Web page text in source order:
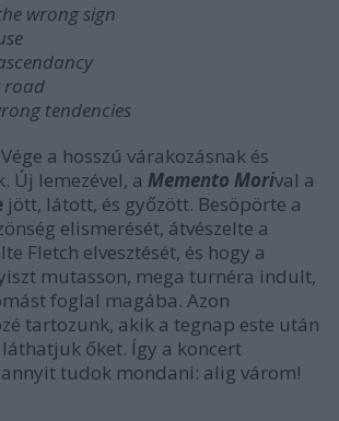
wrong sign
road
tendencies
a hosszú várakozásnak és
Új lemezével, a Memento Morival a
jött, látott, és győzött. Besöpörte a
elismerését, átvészelte a
Fletch elvesztését, és hogy a
mutasson, mega turnéra indult,
foglal magába. Azon
tartozunk, akik a tegnap este után
őket. Így a koncert
annyit tudok mondani: alig várom!